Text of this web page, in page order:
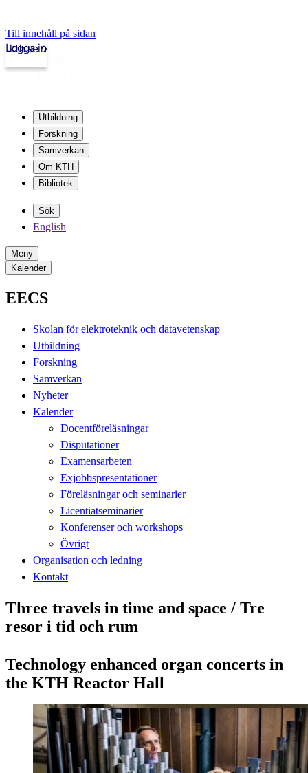
Till innehåll på sidan
kth.se
Logga in
Utbildning
Forskning
Samverkan
Om KTH
Bibliotek
Sök
English
Meny
Kalender
EECS
Skolan för elektroteknik och datavetenskap
Utbildning
Forskning
Samverkan
Nyheter
Kalender
Docentföreläsningar
Disputationer
Examensarbeten
Exjobbspresentationer
Föreläsningar och seminarier
Licentiatseminarier
Konferenser och workshops
Övrigt
Organisation och ledning
Kontakt
Three travels in time and space / Tre
resor i tid och rum
Technology enhanced organ concerts in
the KTH Reactor Hall